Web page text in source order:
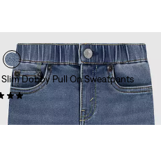
Slim Dobby Pull On Sweatpants
(1)
€